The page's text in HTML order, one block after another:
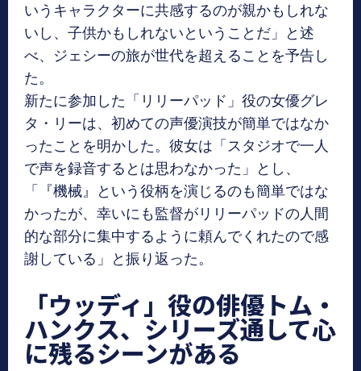
いうキャラクターに共感するのが親かもしれな
いし、子供かもしれないということだ」と述
べ、ジェシーの旅が世代を超えることを予告し
た。
新たに参加した「リリーパッド」役の女優グレ
タ・リーは、初めての声優演技が簡単ではなか
ったことを明かした。彼女は「スタジオで一人
で声を録音するとは思わなかった」とし、
「『機械』という役柄を演じるのも簡単ではな
かったが、幸いにも監督がリリーパッドの人間
的な部分に集中するように頼んでくれたので感
謝している」と振り返った。
「ウッディ」役の俳優トム・
ハンクス、シリーズ通して心
に残るシーンがある